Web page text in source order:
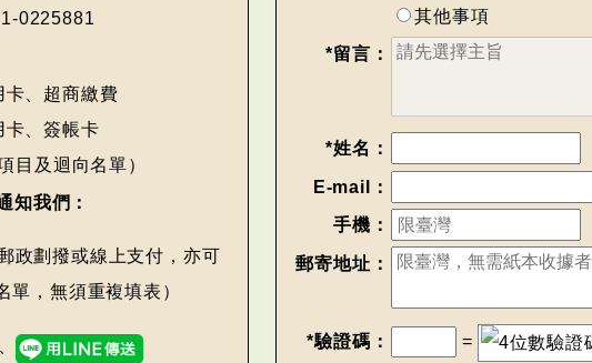
0225881
、超商繳費
、簽帳卡
目及迴向名單）
知我們：
政劃撥或線上支付，亦可
單，無須重複填表）
其他事項
*留言：
*姓名：
E-mail：
手機：
郵寄地址：
*驗證碼： =